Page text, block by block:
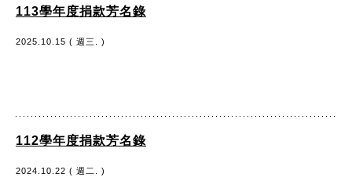
113學年度捐款芳名錄
2025.10.15 ( 週三. )
112學年度捐款芳名錄
2024.10.22 ( 週二. )